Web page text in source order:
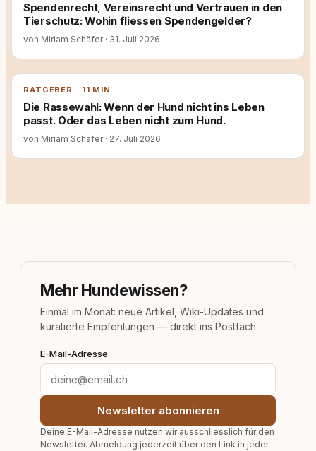
Spendenrecht, Vereinsrecht und Vertrauen in den
Tierschutz: Wohin fliessen Spendengelder?
von Miriam Schäfer · 31. Juli 2026
RATGEBER · 11 MIN
Die Rassewahl: Wenn der Hund nicht ins Leben
passt. Oder das Leben nicht zum Hund.
von Miriam Schäfer · 27. Juli 2026
Mehr Hundewissen?
Einmal im Monat: neue Artikel, Wiki-Updates und
kuratierte Empfehlungen — direkt ins Postfach.
E-Mail-Adresse
Newsletter abonnieren
Deine E-Mail-Adresse nutzen wir ausschliesslich für den
Newsletter. Abmeldung jederzeit über den Link in jeder